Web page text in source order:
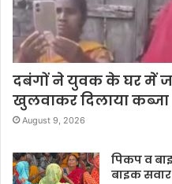
दबंगों ने युवक के घर में
खुलवाकर दिलाया कब्जा
August 9, 2026
पिकप व
बाइक सवार